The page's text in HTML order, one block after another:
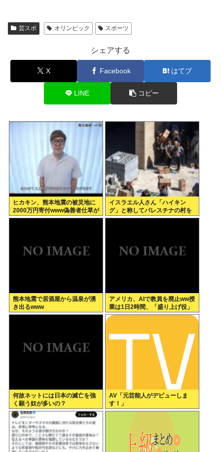
芸スポ オリンピック スポーツ
シェアする
X Facebook はてブ
LINE コピー
ヒカキン、熊本地震の被災地に
2000万円寄付www偽善者仕草が
止まらないwww
イスラエル人さん「ハイキン
グ」と称してパレスチナの村を
襲撃した結果、銃奪われ死亡。
熊本地震で居酒屋から温泉が湧
き出るwww
アメリカ、AIで教員を廃止ww授
業は1日2時間、「盛り上げ役」
の大人が褒めてやる気を伸ばし
何故ネットには日本の滅亡を強
く願う奴が多いの？
AV「元芸能人がデビューしま
す！」